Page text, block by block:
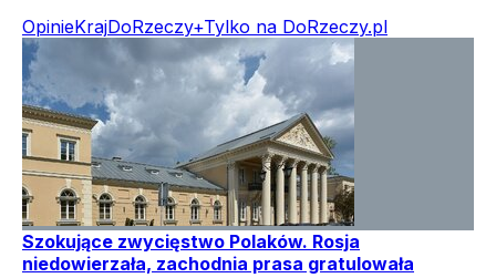
OpinieKrajDoRzeczy+Tylko na DoRzeczy.pl
Szokujące zwycięstwo Polaków. Rosja
niedowierzała, zachodnia prasa gratulowała